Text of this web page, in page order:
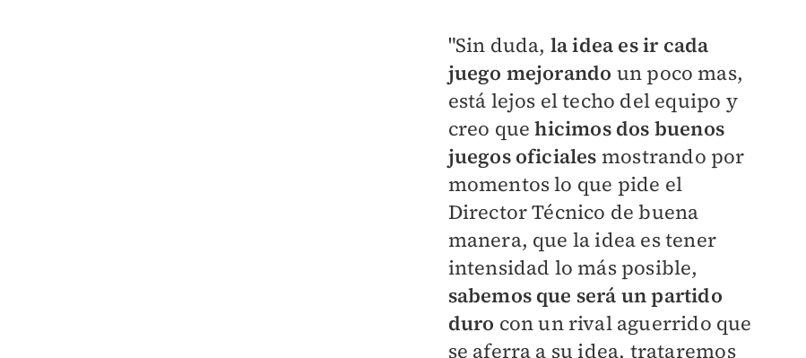
"Sin duda, la idea es ir cada
juego mejorando un poco mas,
está lejos el techo del equipo y
creo que hicimos dos buenos
juegos oficiales mostrando por
momentos lo que pide el
Director Técnico de buena
manera, que la idea es tener
intensidad lo más posible,
sabemos que será un partido
duro con un rival aguerrido que
se aferra a su idea, trataremos